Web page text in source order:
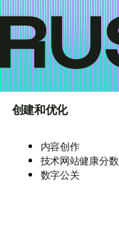
创建和优化
内容创作
技术网站健康分数
数字公关